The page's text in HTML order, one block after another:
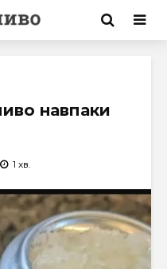
навпаки
1 хв.